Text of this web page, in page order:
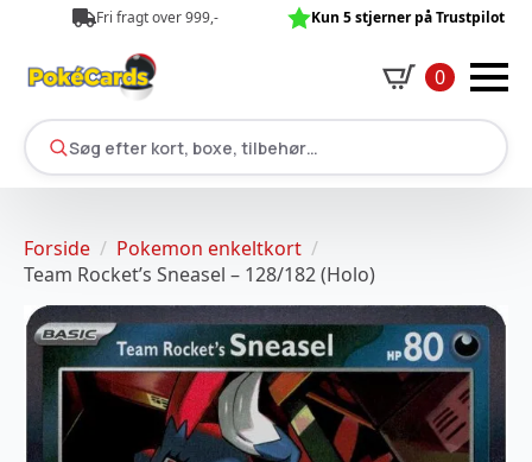
Fri fragt over 999,- Kun 5 stjerner på Trustpilot
0
Søg efter kort, boxe, tilbehør…
Forside
Pokemon enkeltkort
Team Rocket’s Sneasel – 128/182 (Holo)